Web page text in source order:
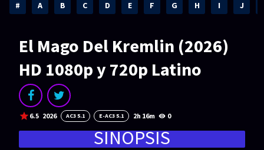
Comedia Crimen
Terror Drama
Familia
Fantástico Romance
Thriller
# A B C D E F G H I J
El Mago Del Kremlin (2026)
HD 1080p y 720p Latino
6.5 2026 AC3 5.1 E-AC3 5.1 2h 16m 0
SINOPSIS